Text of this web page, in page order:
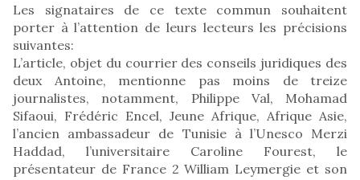
Les signataires de ce texte commun souhaitent
porter à l’attention de leurs lecteurs les précisions
suivantes:
L’article, objet du courrier des conseils juridiques des
deux Antoine, mentionne pas moins de treize
journalistes, notamment, Philippe Val, Mohamad
Sifaoui, Frédéric Encel, Jeune Afrique, Afrique Asie,
l’ancien ambassadeur de Tunisie à l’Unesco Merzi
Haddad, l’universitaire Caroline Fourest, le
présentateur de France 2 William Leymergie et son